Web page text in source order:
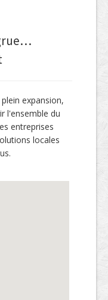
expansion,
l'ensemble du
entreprises
locales